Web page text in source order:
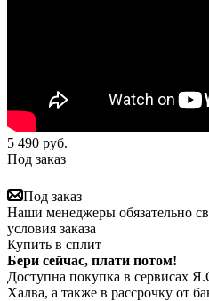
5 490 руб.
Под заказ
Под заказ
Наши менеджеры обязательно
условия заказа
Купить в сплит
Бери сейчас, плати потом!
Доступна покупка в сервисах
Халва, а также в рассрочку от